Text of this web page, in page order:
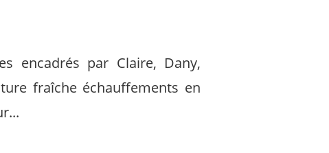
encadrés par Claire, Dany,
fraîche échauffements en